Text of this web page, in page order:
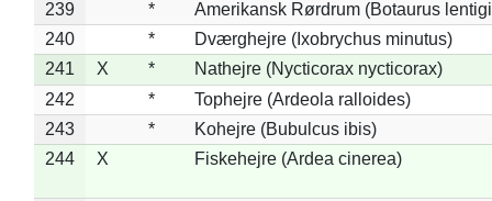
239
*
Amerikansk Rørdrum (Botaurus
240
*
Dværghejre (Ixobrychus minutus)
241
X *
Nathejre (Nycticorax nycticorax)
242
*
Tophejre (Ardeola ralloides)
243
*
Kohejre (Bubulcus ibis)
244
X Fiskehejre (Ardea cinerea)